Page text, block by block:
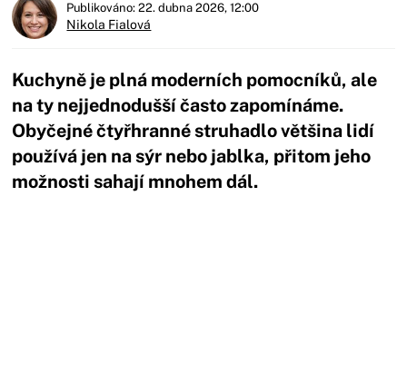
Publikováno: 22. dubna 2026, 12:00
Nikola Fialová
Kuchyně je plná moderních pomocníků, ale
na ty nejjednodušší často zapomínáme.
Obyčejné čtyřhranné struhadlo většina lidí
používá jen na sýr nebo jablka, přitom jeho
možnosti sahají mnohem dál.